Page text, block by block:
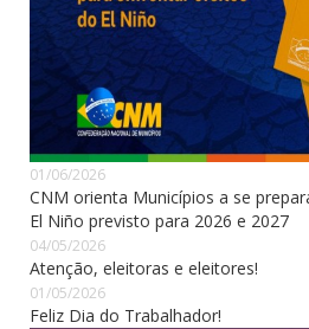
01/06/2026
CNM orienta Municípios a se
El Niño previsto para 2026 e 2027
04/05/2026
Atenção, eleitoras e eleitores!
01/05/2026
Feliz Dia do Trabalhador!